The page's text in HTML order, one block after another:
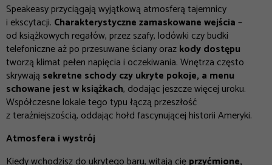
Speakeasy przyciągają wyjątkową atmosferą tajemnicy
i ekscytacji. Charakterystyczne zamaskowane wejścia–
od książkowych regałów, przez szafy, lodówki czy budki
telefoniczne aż po przesuwane ściany orazkody dostępu
tworzą klimat pełen napięcia i oczekiwania. Wnętrza często
skrywająsekretne schody czy ukryte pokoje, a menu
schowane jest w książkach, dodając jeszcze więcej uroku.
Współczesne lokale tego typu łączą przeszłość
z teraźniejszością, oddając hołd fascynującej historii Ameryki.
Atmosfera i wystrój
Kiedy wchodzisz do ukrytego baru, witają cięprzyćmione,